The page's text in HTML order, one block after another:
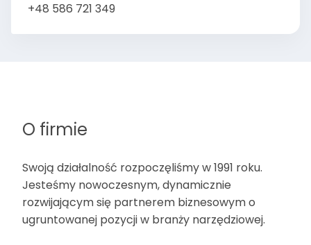
+48 586 721 349
O firmie
Swoją działalność rozpoczęliśmy w 1991 roku.
Jesteśmy nowoczesnym, dynamicznie
rozwijającym się partnerem biznesowym o
ugruntowanej pozycji w branży narzędziowej.